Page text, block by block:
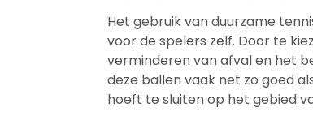
Het gebruik van duurzame
voor de spelers zelf. Door te
verminderen van afval en het
deze ballen vaak net zo goed
hoeft te sluiten op het gebied